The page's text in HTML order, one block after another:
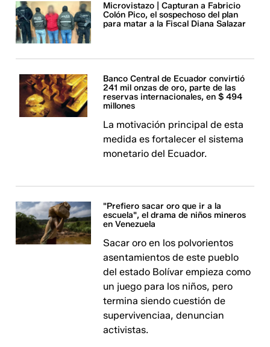
Microvistazo | Capturan a Fabricio
Colón Pico, el sospechoso del plan
para matar a la Fiscal Diana Salazar
Banco Central de Ecuador convirtió
241 mil onzas de oro, parte de las
reservas internacionales, en $ 494
millones
La motivación principal de esta
medida es fortalecer el sistema
monetario del Ecuador.
"Prefiero sacar oro que ir a la
escuela", el drama de niños mineros
en Venezuela
Sacar oro en los polvorientos
asentamientos de este pueblo
del estado Bolívar empieza como
un juego para los niños, pero
termina siendo cuestión de
supervivenciaa, denuncian
activistas.